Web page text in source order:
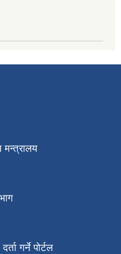
मन्त्रालय
गर्ने पोर्टल